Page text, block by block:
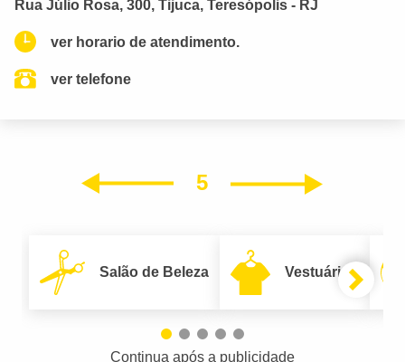
Rua Júlio Rosa, 300, Tijuca, Teresópolis - RJ
ver horario de atendimento.
ver telefone
5
Salão de Beleza Vestuário
Continua após a publicidade